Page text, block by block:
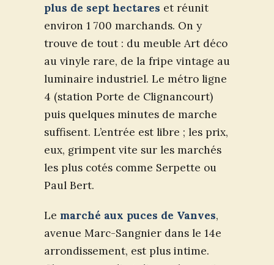
plus de sept hectares et réunit
environ 1 700 marchands. On y
trouve de tout : du meuble Art déco
au vinyle rare, de la fripe vintage au
luminaire industriel. Le métro ligne
4 (station Porte de Clignancourt)
puis quelques minutes de marche
suffisent. L’entrée est libre ; les prix,
eux, grimpent vite sur les marchés
les plus cotés comme Serpette ou
Paul Bert.
Le marché aux puces de Vanves,
avenue Marc-Sangnier dans le 14e
arrondissement, est plus intime.